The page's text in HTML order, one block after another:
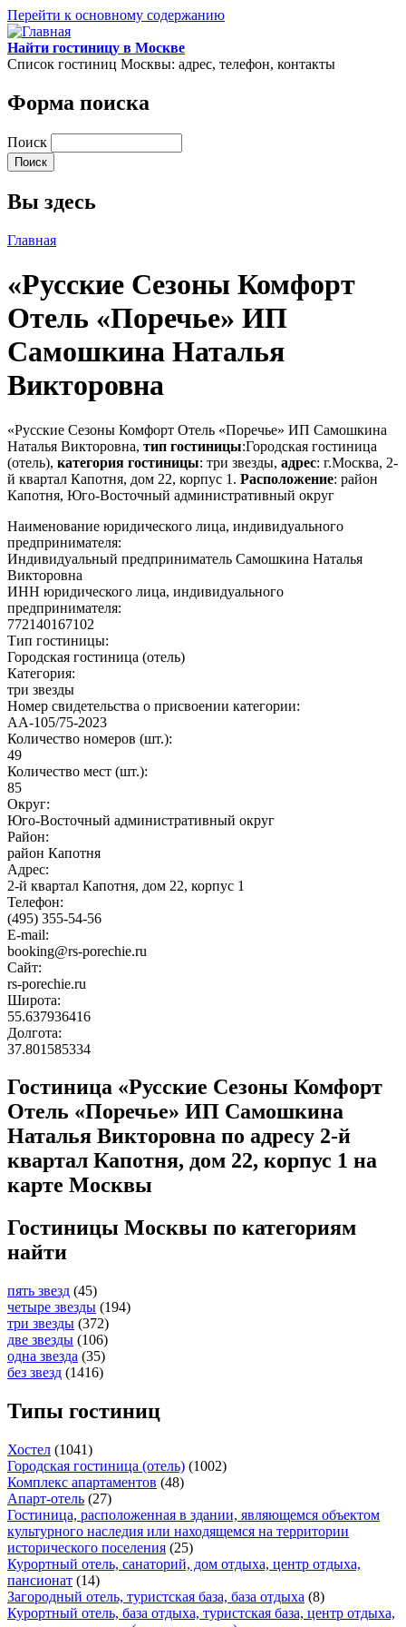
Перейти к основному содержанию
Найти гостиницу в Москве
Список гостиниц Москвы: адрес, телефон, контакты
Форма поиска
Поиск
Вы здесь
Главная
«Русские Сезоны Комфорт
Отель «Поречье» ИП
Самошкина Наталья
Викторовна
«Русские Сезоны Комфорт Отель «Поречье» ИП Самошкина
Наталья Викторовна, тип гостиницы:Городская гостиница
(отель), категория гостиницы: три звезды, адрес: г.Москва, 2-
й квартал Капотня, дом 22, корпус 1. Расположение: район
Капотня, Юго-Восточный административный округ
Наименование юридического лица, индивидуального
предпринимателя:
Индивидуальный предприниматель Самошкина Наталья
Викторовна
ИНН юридического лица, индивидуального
предпринимателя:
772140167102
Тип гостиницы:
Городская гостиница (отель)
Категория:
три звезды
Номер свидетельства о присвоении категории:
АА-105/75-2023
Количество номеров (шт.):
49
Количество мест (шт.):
85
Округ:
Юго-Восточный административный округ
Район:
район Капотня
Адрес:
2-й квартал Капотня, дом 22, корпус 1
Телефон:
(495) 355-54-56
E-mail:
booking@rs-porechie.ru
Сайт:
rs-porechie.ru
Широта:
55.637936416
Долгота:
37.801585334
Гостиница «Русские Сезоны Комфорт
Отель «Поречье» ИП Самошкина
Наталья Викторовна по адресу 2-й
квартал Капотня, дом 22, корпус 1 на
карте Москвы
Гостиницы Москвы по категориям
найти
пять звезд (45)
четыре звезды (194)
три звезды (372)
две звезды (106)
одна звезда (35)
без звезд (1416)
Типы гостиниц
Хостел (1041)
Городская гостиница (отель) (1002)
Комплекс апартаментов (48)
Апарт-отель (27)
Гостиница, расположенная в здании, являющемся объектом
культурного наследия или находящемся на территории
исторического поселения (25)
Курортный отель, санаторий, дом отдыха, центр отдыха,
пансионат (14)
Загородный отель, туристская база, база отдыха (8)
Курортный отель, база отдыха, туристская база, центр отдыха,